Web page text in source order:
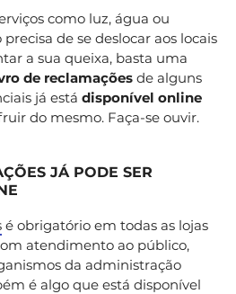
como luz, água ou
de se deslocar aos locais
a sua queixa, basta uma
de reclamações de alguns
já está disponível online
do mesmo. Faça-se ouvir.
JÁ PODE SER
é obrigatório em todas as lojas
atendimento ao público,
da administração
é algo que está disponível